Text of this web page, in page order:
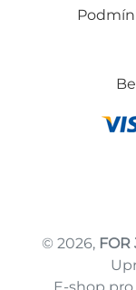
© 2026, FOR
E-shop